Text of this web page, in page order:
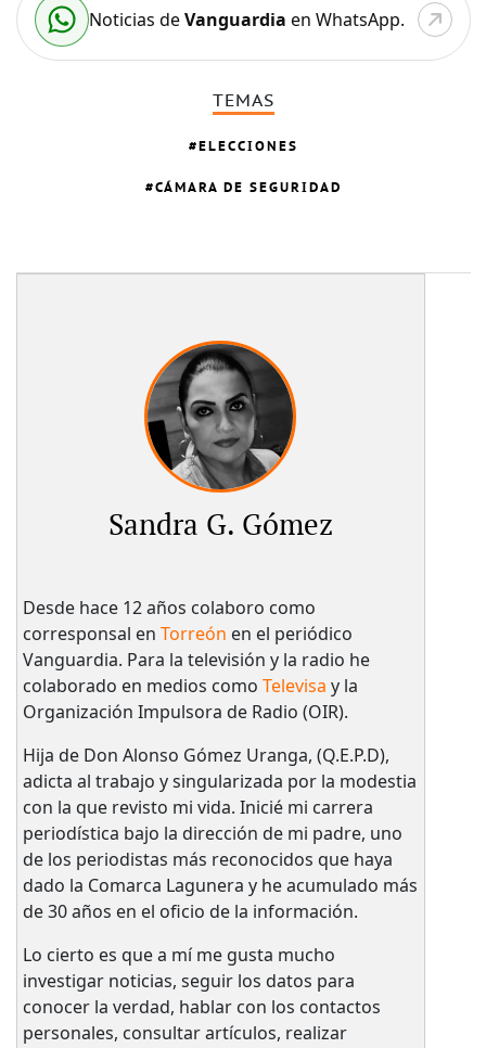
Noticias deVanguardia en WhatsApp.
TEMAS
ELECCIONES
CÁMARA DE SEGURIDAD
Sandra G. Gómez
Desde hace 12 años colaboro como
corresponsal en Torreón en el periódico
Vanguardia. Para la televisión y la radio he
colaborado en medios como Televisa y la
Organización Impulsora de Radio (OIR).
Hija de Don Alonso Gómez Uranga, (Q.E.P.D),
adicta al trabajo y singularizada por la modestia
con la que revisto mi vida. Inicié mi carrera
periodística bajo la dirección de mi padre, uno
de los periodistas más reconocidos que haya
dado la Comarca Lagunera y he acumulado más
de 30 años en el oficio de la información.
Lo cierto es que a mí me gusta mucho
investigar noticias, seguir los datos para
conocer la verdad, hablar con los contactos
personales, consultar artículos, realizar